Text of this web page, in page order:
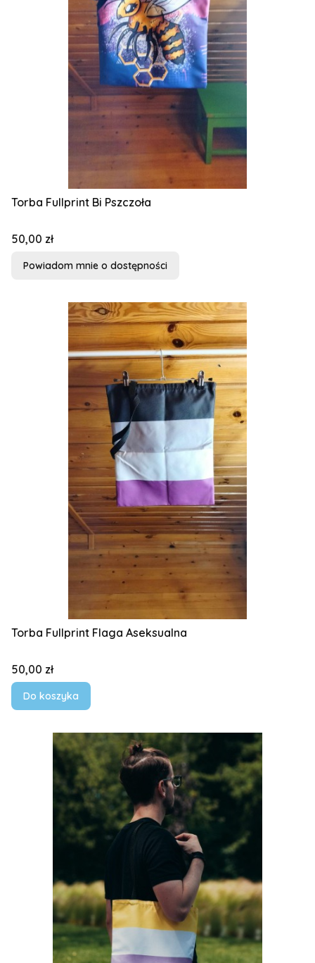
Torba Fullprint Bi Pszczoła
Cena
50,00 zł
Powiadom mnie o dostępności
Torba Fullprint Flaga Aseksualna
Cena
50,00 zł
Do koszyka